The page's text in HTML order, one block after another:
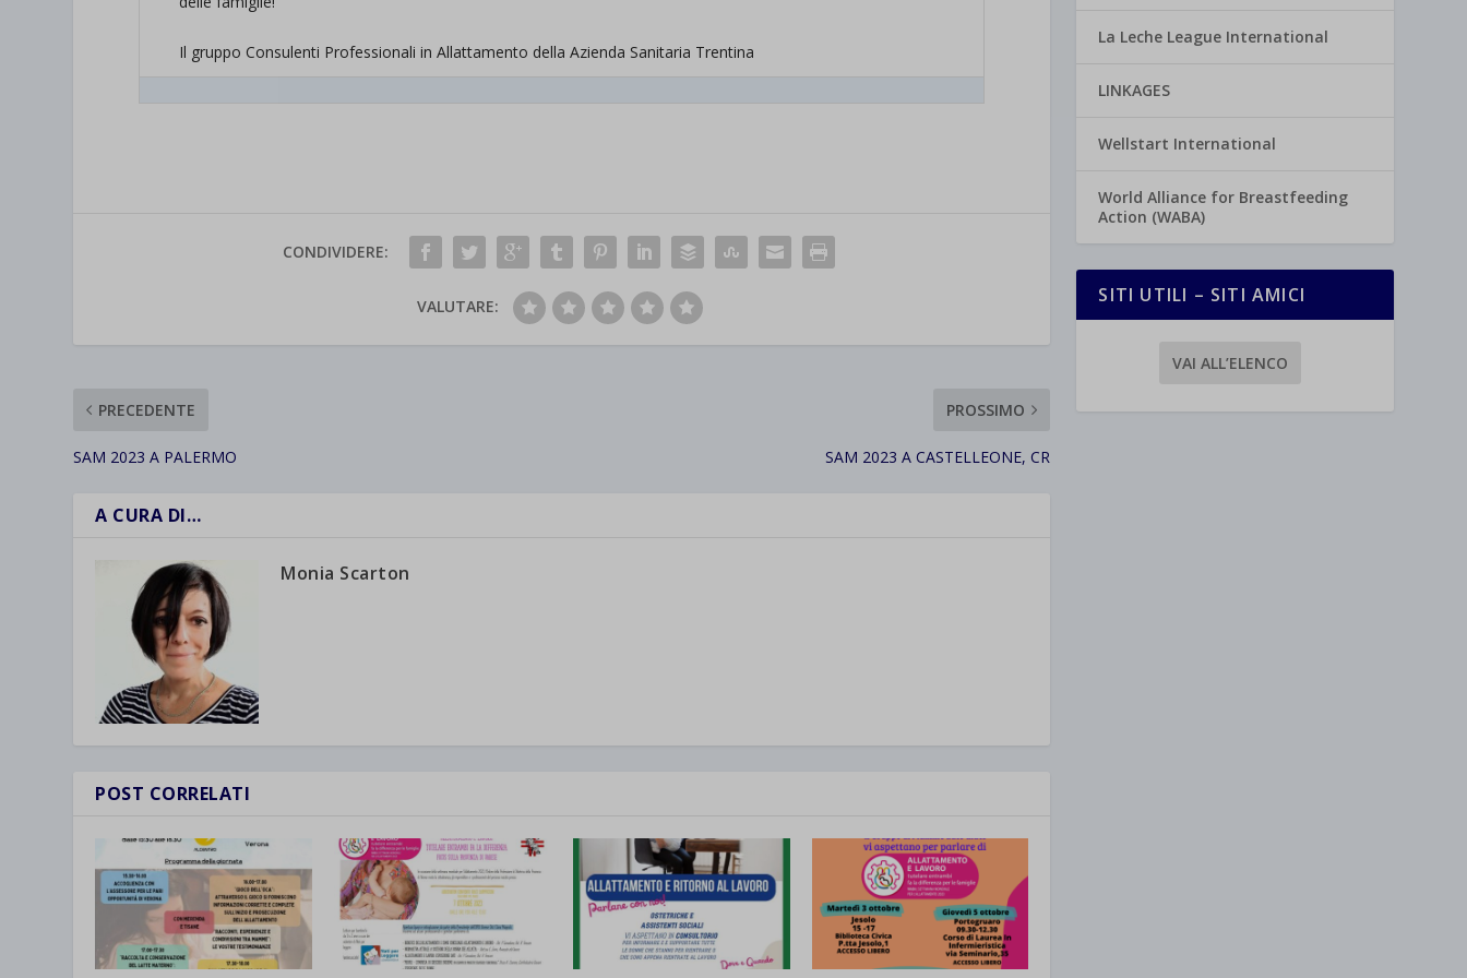
Il gruppo Consulenti Professionali in Allattamento della Azienda Sanitaria Trentina
CONDIVIDERE:
VALUTARE:
PRECEDENTE
SAM 2023 A PALERMO
PROSSIMO
SAM 2023 A CASTELLEONE, CR
A CURA DI…
Monia Scarton
POST CORRELATI
La Leche League International
LINKAGES
Wellstart International
World Alliance for Breastfeeding
Action (WABA)
SITI UTILI – SITI AMICI
VAI ALL’ELENCO
wpc*